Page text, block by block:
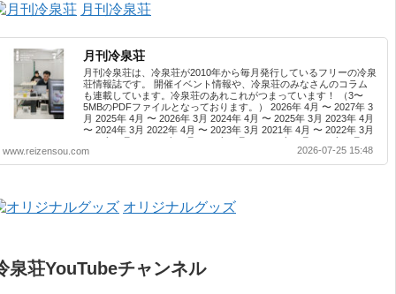
月刊冷泉荘
月刊冷泉荘
月刊冷泉荘は、冷泉荘が2010年から毎月発行しているフリーの冷泉
荘情報誌です。 開催イベント情報や、冷泉荘のみなさんのコラム
も連載しています。冷泉荘のあれこれがつまっています！ （3〜
5MBのPDFファイルとなっております。） 2026年 4月 〜 2027年 3
月 2025年 4月 〜 2026年 3月 2024年 4月 〜 2025年 3月 2023年 4月
〜 2024年 3月 2022年 4月 〜 2023年 3月 2021年 4月 〜 2022年 3月
2020年 4月 〜 2021年 3月 2019年 4月 〜 2020年 3月 2018年 4月 〜
2019年 3月 2017年 4月 〜 2018年 3月 2016年 4月 〜 2017年 3月
2015年 4月 〜 2016年 3月 2014年 4月 〜 2015年 3月 2013...
www.reizensou.com 2026-07-25 15:48
オリジナルグッズ
泉荘YouTubeチャンネル